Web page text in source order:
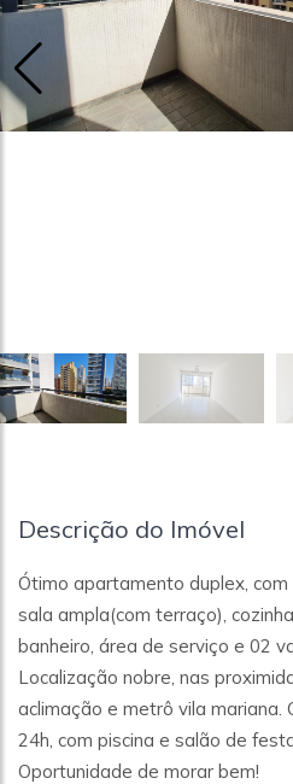
Descrição do Imóvel
Ótimo apartamento duplex,
sala ampla(com terraço),
banheiro, área de serviço e 02
Localização nobre, nas
aclimação e metrô vila mariana.
24h, com piscina e salão de
Oportunidade de morar bem!